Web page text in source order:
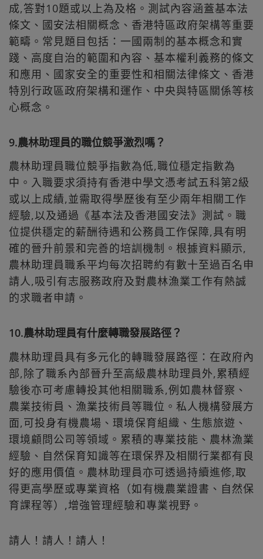
成,答對10題或以上為及格。測試內容涵蓋基本法
條文、國安法相關概念、香港特區政府架構等重要
範疇。常見題目包括：一國兩制的基本概念和實
踐、高度自治的範圍和內容、基本權利義務的條文
和應用、國家安全的重要性和相關法律條文、香港
特別行政區政府架構和運作、中央與特區關係等核
心概念。
9.農林助理員的職位競爭激烈嗎？
農林助理員職位競爭指數為低,職位穩定指數為
中。入職要求須持有香港中學文憑考試五科第2級
或以上成績,並需取得學歷後有至少兩年相關工作
經驗,以及通過《基本法及香港國安法》測試。職
位提供穩定的薪酬待遇和公務員工作保障,具有明
確的晉升前景和完善的培訓機制。根據資料顯示,
農林助理員職系平均每次招聘約有數十至過百名申
請人,吸引有志服務政府及對農林漁業工作有熱誠
的求職者申請。
10.農林助理員有什麼轉職發展路徑？
農林助理員具有多元化的轉職發展路徑：在政府內
部,除了職系內部晉升至高級農林助理員外,累積經
驗後亦可考慮轉投其他相關職系,例如農林督察、
農業技術員、漁業技術員等職位。私人機構發展方
面,可投身有機農場、環境保育組織、生態旅遊、
環境顧問公司等領域。累積的專業技能、農林漁業
經驗、自然保育知識等在環保界及相關行業都有良
好的應用價值。農林助理員亦可透過持續進修,取
得更高學歷或專業資格（如有機農業證書、自然保
育課程等）,增強管理經驗和專業視野。
請人！請人！請人！